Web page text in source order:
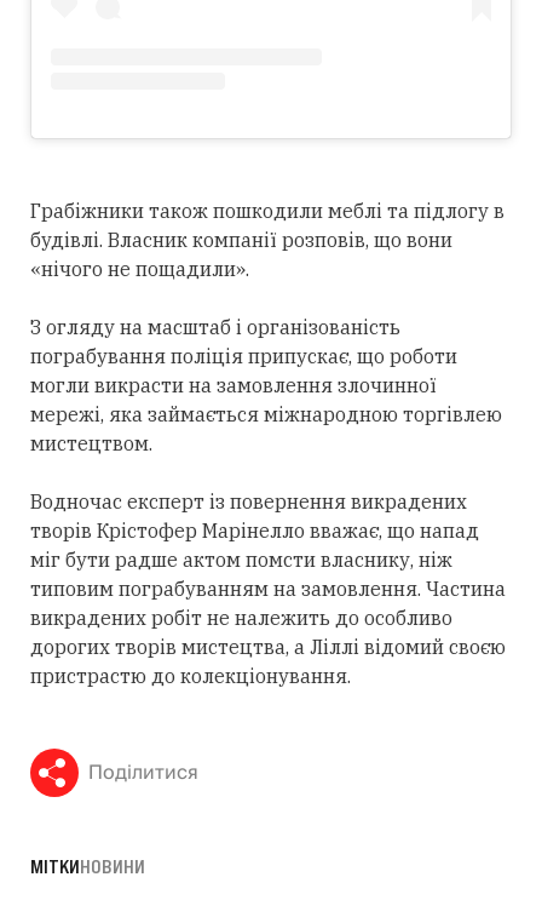
Грабіжники також пошкодили меблі та підлогу в
будівлі. Власник компанії розповів, що вони
«нічого не пощадили».
З огляду на масштаб і організованість
пограбування поліція припускає, що роботи
могли викрасти на замовлення злочинної
мережі, яка займається міжнародною торгівлею
мистецтвом.
Водночас експерт із повернення викрадених
творів Крістофер Марінелло вважає, що напад
міг бути радше актом помсти власнику, ніж
типовим пограбуванням на замовлення. Частина
викрадених робіт не належить до особливо
дорогих творів мистецтва, а Ліллі відомий своєю
пристрастю до колекціонування.
Поділитися
МІТКИНОВИНИ